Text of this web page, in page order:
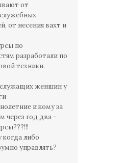
от
от несения вахт и
по
разработали по
техники.
женшин у
и кому за
через год два -
либо
управлять?